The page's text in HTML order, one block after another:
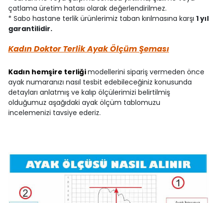
çatlama üretim hatası olarak değerlendirilmez.
* Sabo hastane terlik ürünlerimiz taban kırılmasına karşı 1 yıl
garantilidir.
Kadın Doktor Terlik Ayak Ölçüm Şeması
Kadın hemşire terliğimodellerini sipariş vermeden önce
ayak numaranızı nasıl tesbit edebileceğiniz konusunda
detayları anlatmış ve kalıp ölçülerimizi belirtilmiş
olduğumuz aşağıdaki ayak ölçüm tablomuzu
incelemenizi tavsiye ederiz.